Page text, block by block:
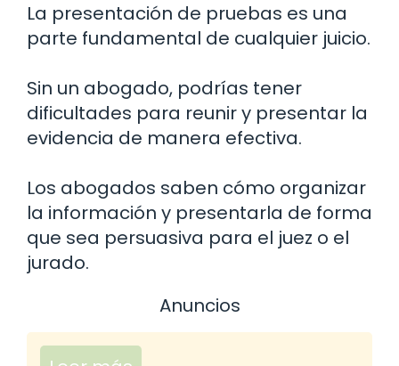
La presentación de pruebas es una
parte fundamental de cualquier juicio.
Sin un abogado, podrías tener
dificultades para reunir y presentar la
evidencia de manera efectiva.
Los abogados saben cómo organizar
la información y presentarla de forma
que sea persuasiva para el juez o el
jurado.
Anuncios